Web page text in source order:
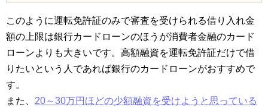
このように運転免許証のみで審査を受けられる借り入れ金
額の上限は銀行カードローンのほうが消費者金融のカード
ローンよりも大きいです。高額融資を運転免許証だけで借
りたいという人であれば銀行のカードローンがおすすめで
す。
また、 20～30万円ほどの少額融資を受けようと思っている